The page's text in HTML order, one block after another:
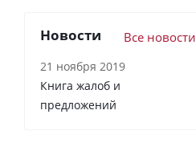
Новости Все новости
21 ноября 2019
Книга жалоб и
предложений